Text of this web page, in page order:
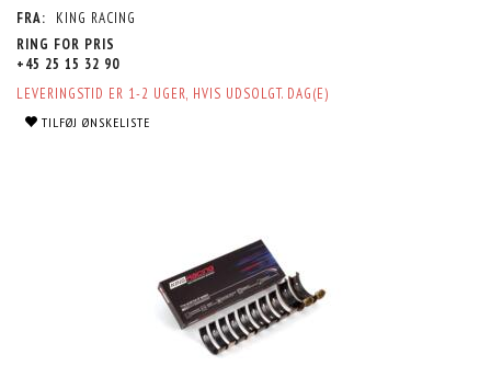
FRA:
KING RACING
RING FOR PRIS
+45 25 15 32 90
LEVERINGSTID ER 1-2 UGER, HVIS UDSOLGT. DAG(E)
TILFØJ ØNSKELISTE